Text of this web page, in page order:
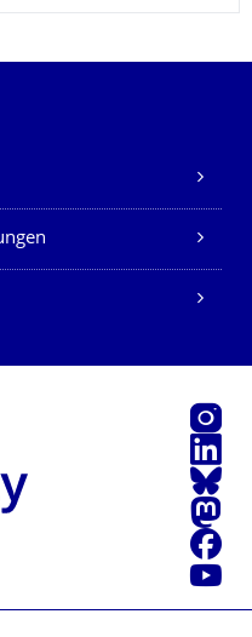
LinkedIn
Bluesky
Youtube